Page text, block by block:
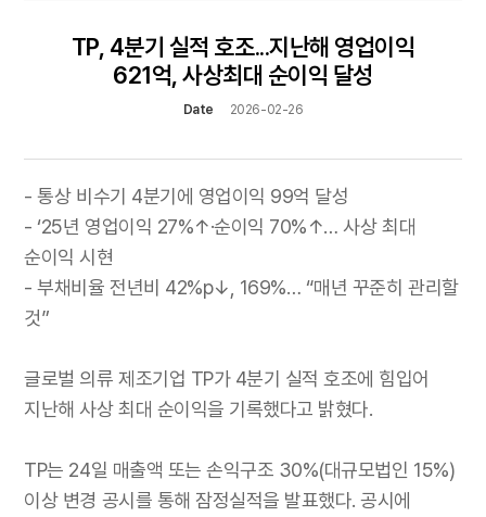
TP, 4분기 실적 호조...지난해 영업이익
621억, 사상최대 순이익 달성
Date 2026-02-26
- 통상 비수기 4분기에 영업이익 99억 달성
- ‘25년 영업이익 27%↑·순이익 70%↑… 사상 최대
순이익 시현
- 부채비율 전년비 42%p↓, 169%… “매년 꾸준히 관리할
것”
글로벌 의류 제조기업 TP가 4분기 실적 호조에 힘입어
지난해 사상 최대 순이익을 기록했다고 밝혔다.
TP는 24일 매출액 또는 손익구조 30%(대규모법인 15%)
이상 변경 공시를 통해 잠정실적을 발표했다. 공시에